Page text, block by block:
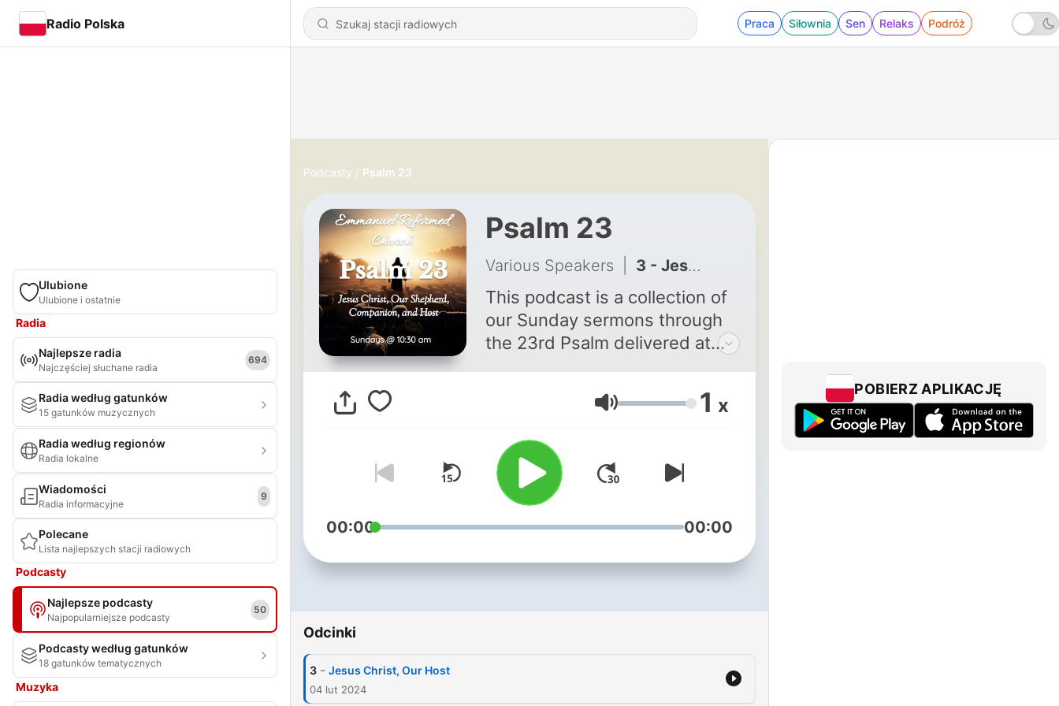
Radio Polska Praca Siłownia Sen Relaks Podróż
Ulubione
Ulubione i ostatnie
Radia
Najlepsze radia
Najczęściej słuchane radia
694
Radia według gatunków
15 gatunków muzycznych
Radia według regionów
Radia lokalne
Wiadomości
Radia informacyjne
9
Polecane
Lista najlepszych stacji radiowych
Podcasty
Najlepsze podcasty
Najpopularniejsze podcasty
50
Podcasty według gatunków
18 gatunków tematycznych
Muzyka
Podcasty Psalm 23
Psalm 23
Various Speakers 3 - Jesus Christ, Our Host
This podcast is a collection of
our Sunday sermons through
the 23rd Psalm delivered at
Sutton, NE. The series is titled
"Jesus Christ, Our Shepherd,
podcast is a product of
Emmanuel Reformed Church
(RCUS) in Sutton, NE. For more
information about Emmanuel
Głośność 1 x
00:00 00:00
Odcinki
3 - Jesus Christ, Our Host
04 lut 2024
POBIERZ APLIKACJĘ